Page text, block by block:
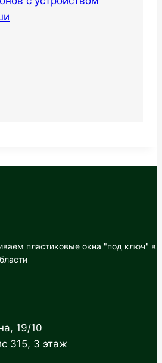
пластиковые окна "под ключ" в
19/10
315, 3 этаж